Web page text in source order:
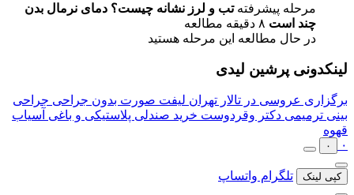
مرحله پیشرفتهتب و لرز نشانه چیست؟ دمای نرمال بدن
چند است ۸ دقیقه مطالعه
در حال مطالعه این مرحله هستید
لینکدونی پرشین لیدی
برگزاری عروسی در تالار تهران لیفت صورت بدون جراحی جراحی
بینی ترمیمی دکتر وقردوست خرید صندلی پلاستیکی و باغی آسیاب
قهوه
۰
۰
کپی لینک تلگرام واتساپ